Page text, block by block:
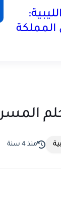
المملكة
منذ 4 سنة